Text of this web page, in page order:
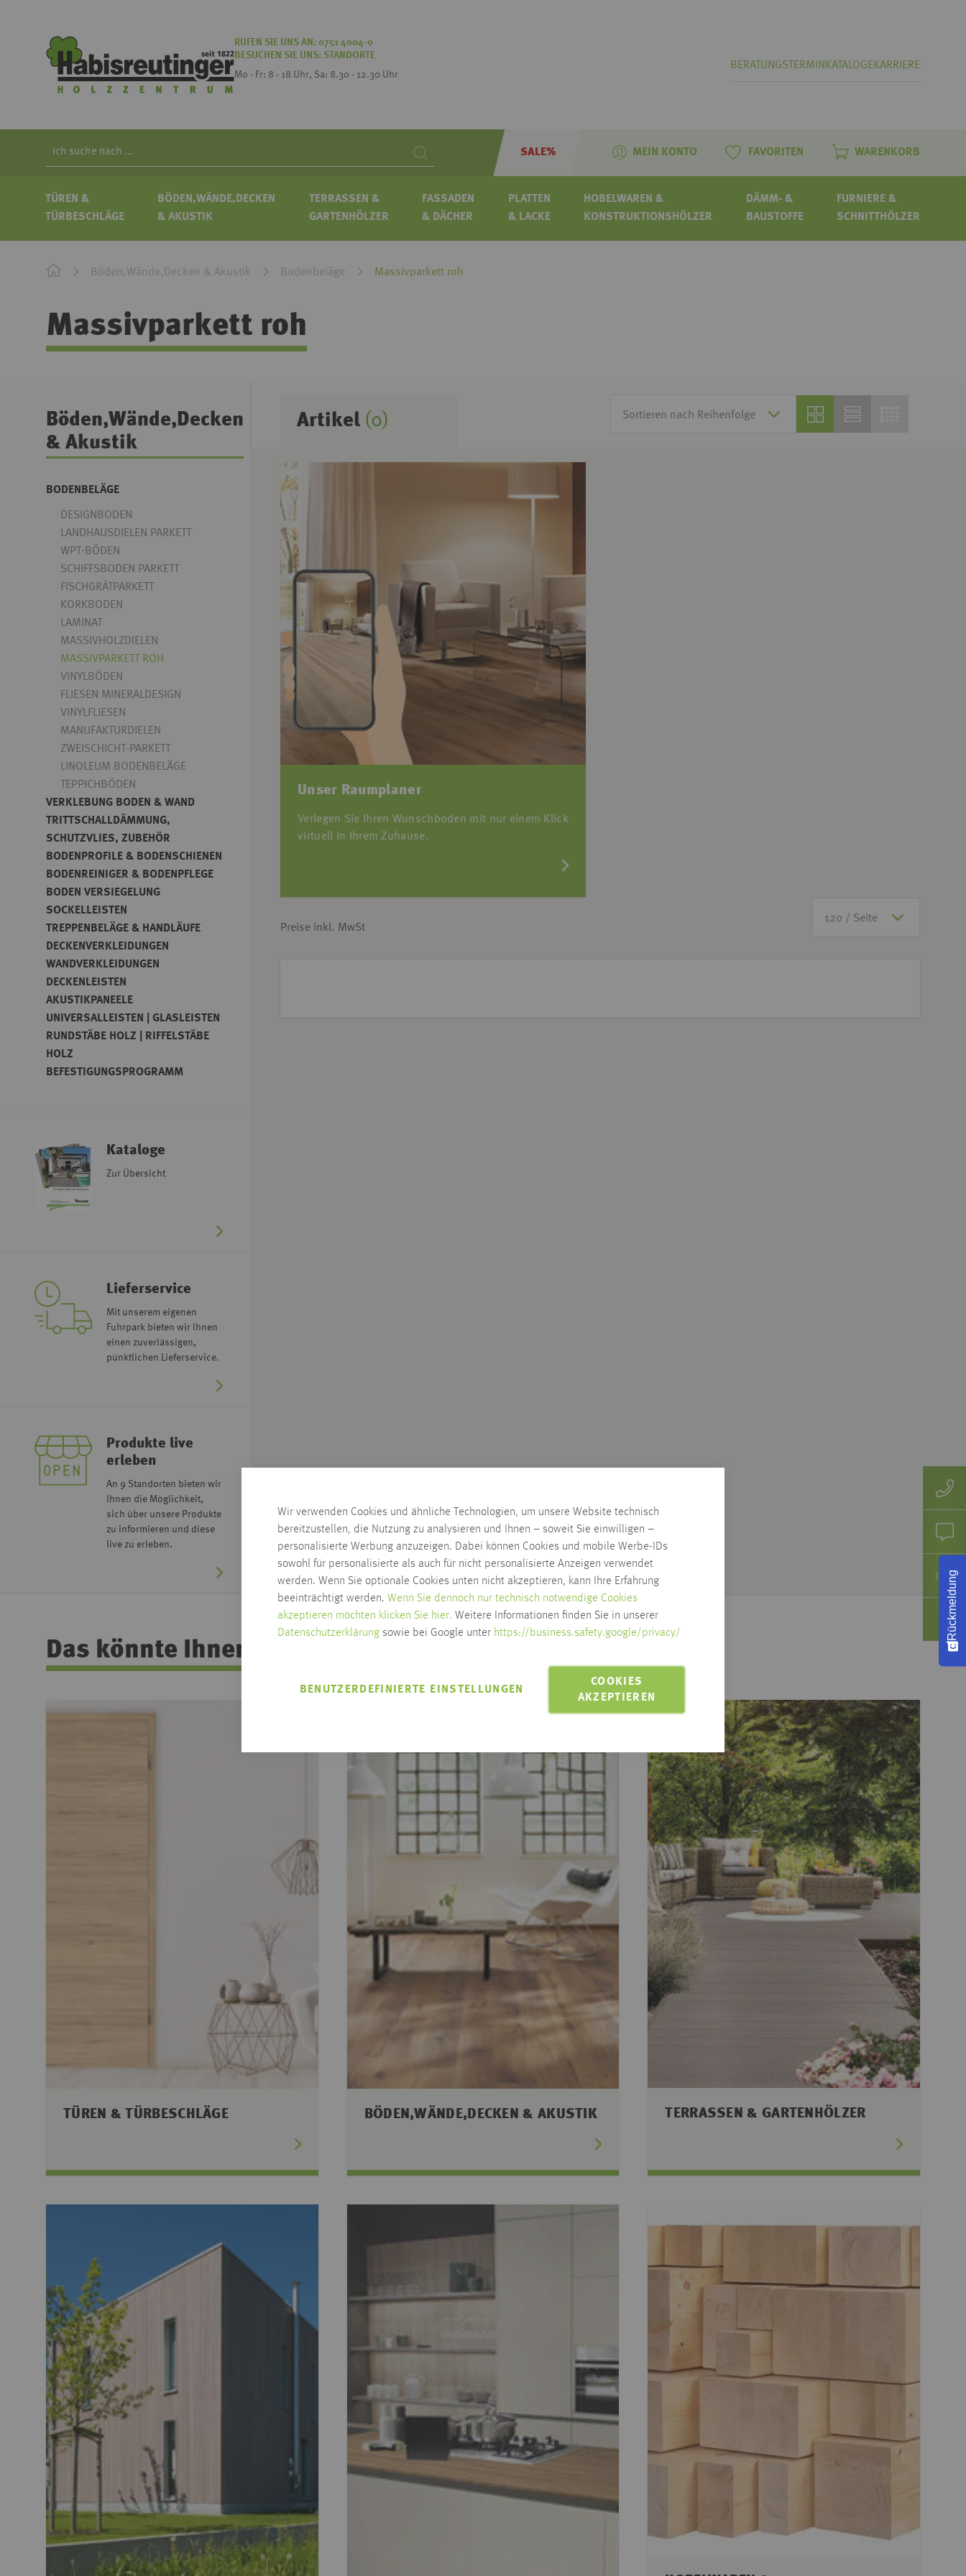
Wir verwenden Cookies und ähnliche Technologien, um unsere Website technisch
bereitzustellen, die Nutzung zu analysieren und Ihnen – soweit Sie einwilligen –
personalisierte Werbung anzuzeigen. Dabei können Cookies und mobile Werbe-IDs
sowohl für personalisierte als auch für nicht personalisierte Anzeigen verwendet
werden. Wenn Sie optionale Cookies unten nicht akzeptieren, kann Ihre Erfahrung
beeinträchtigt werden. Wenn Sie dennoch nur technisch notwendige Cookies
akzeptieren möchten klicken Sie hier. Weitere Informationen finden Sie in unserer
Datenschutzerklärung sowie bei Google unter https://business.safety.google/privacy/
COOKIES
AKZEPTIEREN
BENUTZERDEFINIERTE EINSTELLUNGEN
RUFEN SIE UNS AN: 0751 4004-0
BESUCHEN SIE UNS: STANDORTE
Mo - Fr: 8 - 18 Uhr, Sa: 8.30 - 12.30 Uhr
BERATUNGSTERMIN KATALOGEKARRIERE
Search
SALE% MEIN KONTO FAVORITEN WARENKORB
TÜREN &
TÜRBESCHLÄGE
BÖDEN,WÄNDE,DECKEN
& AKUSTIK
TERRASSEN &
GARTENHÖLZER
FASSADEN
& DÄCHER
PLATTEN
& LACKE
HOBELWAREN &
KONSTRUKTIONSHÖLZER
DÄMM- &
BAUSTOFFE
FURNIERE &
SCHNITTHÖLZER
Böden,Wände,Decken & Akustik Bodenbeläge Massivparkett roh
Massivparkett roh
Artikel (0)
Unser Raumplaner
Verlegen Sie Ihren Wunschboden mit nur einem Klick
virtuell in Ihrem Zuhause.
Preise inkl. MwSt
Böden,Wände,Decken
& Akustik
BODENBELÄGE
DESIGNBODEN
LANDHAUSDIELEN PARKETT
WPT-BÖDEN
SCHIFFSBODEN PARKETT
FISCHGRÄTPARKETT
KORKBODEN
LAMINAT
MASSIVHOLZDIELEN
MASSIVPARKETT ROH
VINYLBÖDEN
FLIESEN MINERALDESIGN
VINYLFLIESEN
MANUFAKTURDIELEN
ZWEISCHICHT-PARKETT
LINOLEUM BODENBELÄGE
TEPPICHBÖDEN
VERKLEBUNG BODEN & WAND
TRITTSCHALLDÄMMUNG,
SCHUTZVLIES, ZUBEHÖR
BODENPROFILE & BODENSCHIENEN
BODENREINIGER & BODENPFLEGE
BODEN VERSIEGELUNG
SOCKELLEISTEN
TREPPENBELÄGE & HANDLÄUFE
DECKENVERKLEIDUNGEN
WANDVERKLEIDUNGEN
DECKENLEISTEN
AKUSTIKPANEELE
UNIVERSALLEISTEN | GLASLEISTEN
RUNDSTÄBE HOLZ | RIFFELSTÄBE
HOLZ
BEFESTIGUNGSPROGRAMM
Kataloge
Zur Übersicht
Lieferservice
Mit unserem eigenen
Fuhrpark bieten wir Ihnen
einen zuverlässigen,
pünktlichen Lieferservice.
Produkte live
erleben
An 9 Standorten bieten wir
Ihnen die Möglichkeit,
sich über unsere Produkte
zu informieren und diese
live zu erleben.
Das könnte Ihnen auch gefallen
TÜREN & TÜRBESCHLÄGE BÖDEN,WÄNDE,DECKEN & AKUSTIK TERRASSEN & GARTENHÖLZER
Rückmeldung